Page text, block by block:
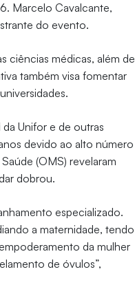
Marcelo Cavalcante,
do evento.
ciências médicas, além de
também visa fomentar
Unifor e de outras
devido ao alto número
(OMS) revelaram
dobrou.
especializado.
a maternidade, tendo
da mulher
de óvulos”,